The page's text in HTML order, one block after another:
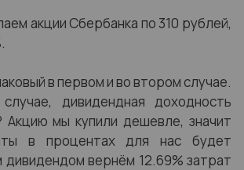
акции Сбербанка по 310 рублей,
в первом и во втором случае.
дивидендная доходность
мы купили дешевле, значит
в процентах для нас будет
вернём 12.69% затрат